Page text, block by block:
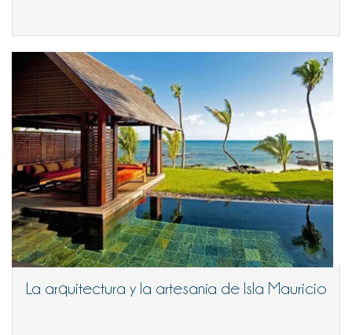
La arquitectura y la artesanía de Isla Mauricio